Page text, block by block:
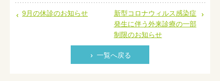
9月の休診のお知らせ
一覧へ戻る
新型コロナウィルス感染症
発生に伴う外来診療の一部
制限のお知らせ